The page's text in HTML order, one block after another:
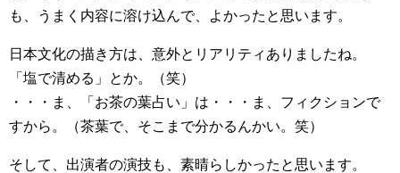
も、うまく内容に溶け込んで、よかったと思います。
日本文化の描き方は、意外とリアリティありましたね。
「塩で清める」とか。（笑）
・・・ま、「お茶の葉占い」は・・・ま、フィクションで
すから。（茶葉で、そこまで分かるんかい。笑）
そして、出演者の演技も、素晴らしかったと思います。